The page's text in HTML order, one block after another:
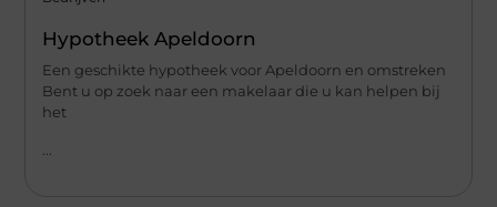
Hypotheek Apeldoorn
Een geschikte hypotheek voor Apeldoorn en omstreken
Bent u op zoek naar een makelaar die u kan helpen bij
het